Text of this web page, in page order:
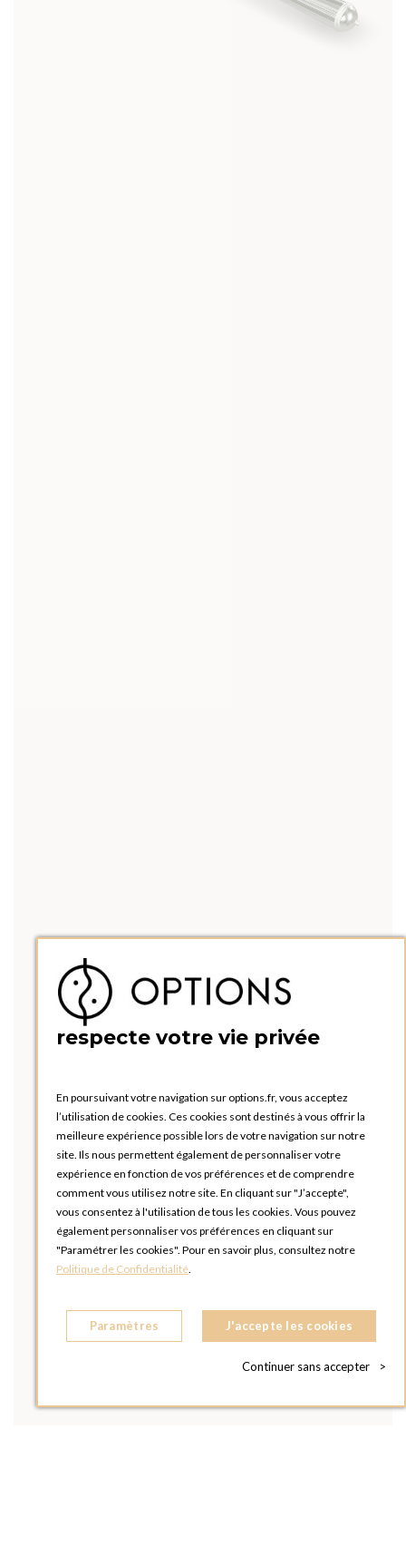
respecte votre vie privée
En poursuivant votre navigation sur options.fr, vous acceptez
l’utilisation de cookies. Ces cookies sont destinés à vous offrir la
meilleure expérience possible lors de votre navigation sur notre
site. Ils nous permettent également de personnaliser votre
expérience en fonction de vos préférences et de comprendre
comment vous utilisez notre site. En cliquant sur "J’accepte",
vous consentez à l'utilisation de tous les cookies. Vous pouvez
également personnaliser vos préférences en cliquant sur
"Paramétrer les cookies". Pour en savoir plus, consultez notre
Politique de Confidentialité.
Paramètres J'accepte les cookies
Continuer sans accepter >